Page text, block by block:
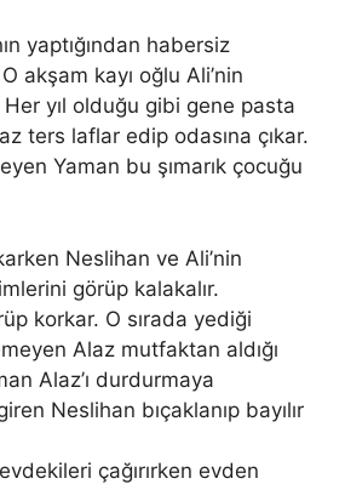
yaptığından habersiz
akşam kayı oğlu Ali’nin
yıl olduğu gibi gene pasta
ters laflar edip odasına çıkar.
Yaman bu şımarık çocuğu
Neslihan ve Ali’nin
görüp kalakalır.
korkar. O sırada yediği
Alaz mutfaktan aldığı
Alaz’ı durdurmaya
Neslihan bıçaklanıp bayılır
çağırırken evden